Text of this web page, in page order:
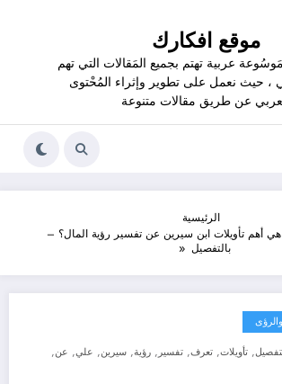
موقع افكارك
عربية تهتم بجميع المَقالات التي تهم
، حيث نعمل على تطوير وإثراء المُحْتوى
عن طريق مقالات متنوعة
الرئيسية
أهم تأويلات ابن سيرين عن تفسير رؤية المال؟ –
بالتفصيل
, تأويلات, تعرف, تفسير , رؤية, سيرين, علي, عن,